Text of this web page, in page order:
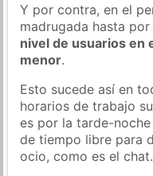
Y por contra, en el
madrugada hasta
nivel de usuarios en
menor.
Esto sucede así en
horarios de trabajo
es por la tarde-
de tiempo libre para
ocio, como es el chat.